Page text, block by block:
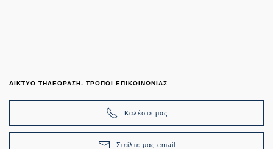
ΔΙΚΤΥΟ ΤΗΛΕΟΡΑΣΗ- ΤΡΟΠΟΙ ΕΠΙΚΟΙΝΩΝΙΑΣ
Καλέστε μας
Στείλτε μας email